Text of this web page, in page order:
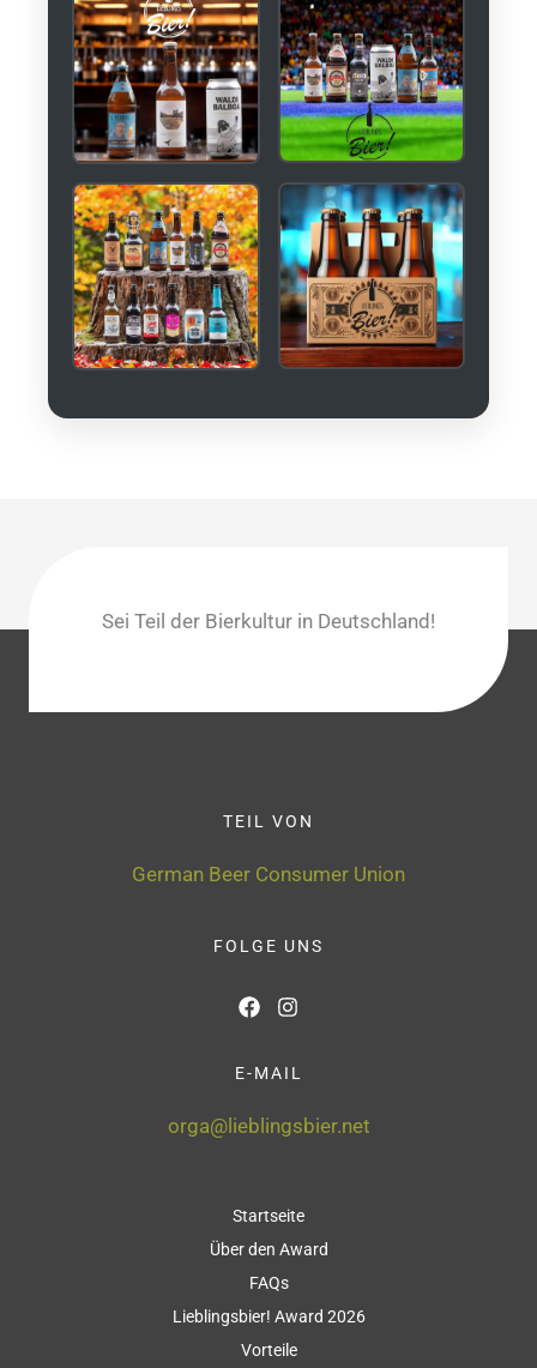
Sei Teil der Bierkultur in Deutschland!
TEIL VON
German Beer Consumer Union
FOLGE UNS
E-MAIL
orga@lieblingsbier.net
Startseite
Über den Award
FAQs
Lieblingsbier! Award 2026
Vorteile